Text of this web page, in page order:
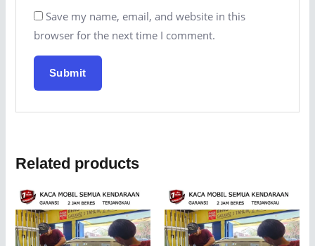
Save my name, email, and website in this
browser for the next time I comment.
Related products